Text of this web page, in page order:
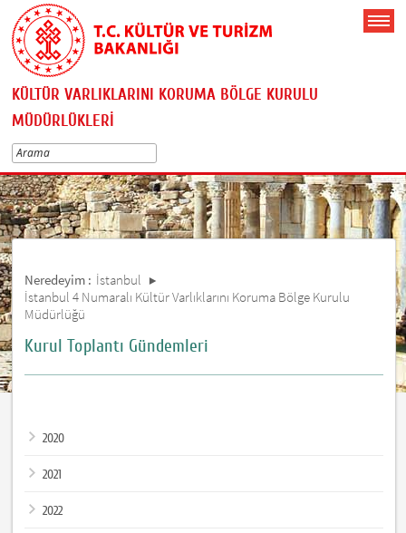
KÜLTÜR VARLIKLARINI KORUMA BÖLGE KURULU
MÜDÜRLÜKLERİ
Neredeyim : İstanbul
İstanbul 4 Numaralı Kültür Varlıklarını Koruma Bölge Kurulu
Müdürlüğü
Kurul Toplantı Gündemleri
2020
2021
2022